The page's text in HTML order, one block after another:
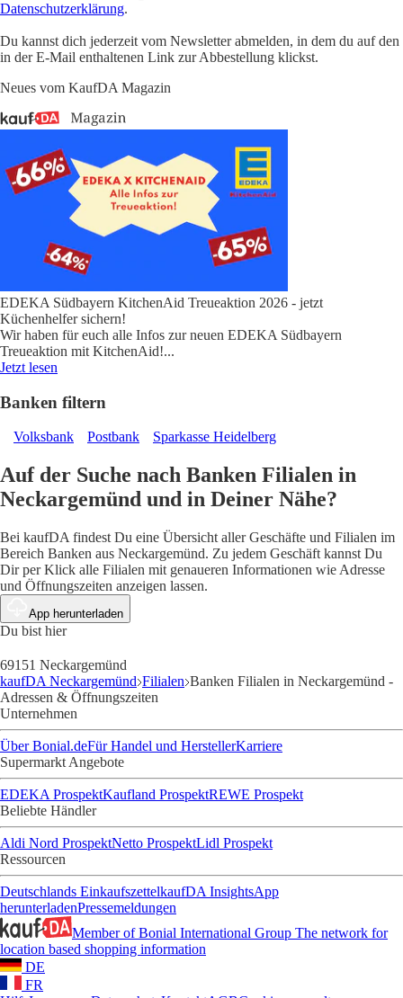
Datenschutzerklärung.
Du kannst dich jederzeit vom Newsletter abmelden, in dem du auf den
in der E-Mail enthaltenen Link zur Abbestellung klickst.
Neues vom KaufDA Magazin
EDEKA Südbayern KitchenAid Treueaktion 2026 - jetzt
Küchenhelfer sichern!
Wir haben für euch alle Infos zur neuen EDEKA Südbayern
Treueaktion mit KitchenAid!...
Jetzt lesen
Banken filtern
Volksbank Postbank Sparkasse Heidelberg
Auf der Suche nach Banken Filialen in
Neckargemünd und in Deiner Nähe?
Bei kaufDA findest Du eine Übersicht aller Geschäfte und Filialen im
Bereich Banken aus Neckargemünd. Zu jedem Geschäft kannst Du
Dir per Klick alle Filialen mit genaueren Informationen wie Adresse
und Öffnungszeiten anzeigen lassen.
App herunterladen
Du bist hier
69151 Neckargemünd
kaufDA Neckargemünd Filialen Banken Filialen in Neckargemünd -
Adressen & Öffnungszeiten
Unternehmen
Über Bonial.deFür Handel und HerstellerKarriere
Supermarkt Angebote
EDEKA ProspektKaufland ProspektREWE Prospekt
Beliebte Händler
Aldi Nord ProspektNetto ProspektLidl Prospekt
Ressourcen
Deutschlands EinkaufszettelkaufDA InsightsApp
herunterladenPressemeldungen
Member of Bonial International Group The network for
location based shopping information
DE
FR